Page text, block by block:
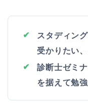
スタディング
受かりたい
診断士ゼミ
を据えて勉